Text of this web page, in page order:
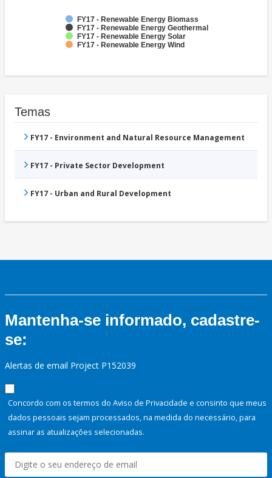
FY17 - Renewable Energy Biomass
FY17 - Renewable Energy Geothermal
FY17 - Renewable Energy Solar
FY17 - Renewable Energy Wind
Temas
FY17 - Environment and Natural Resource Management
FY17 - Private Sector Development
FY17 - Urban and Rural Development
Mantenha-se informado, cadastre-
se:
Alertas de email Project P152039
Concordo com os termos do Aviso de Privacidade e consinto que meus
dados pessoais sejam processados, na medida do necessário, para
assinar as atualizações selecionadas.